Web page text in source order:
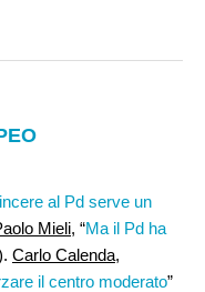
al Pd serve un
Mieli, “Ma il Pd ha
Carlo Calenda,
il centro moderato”